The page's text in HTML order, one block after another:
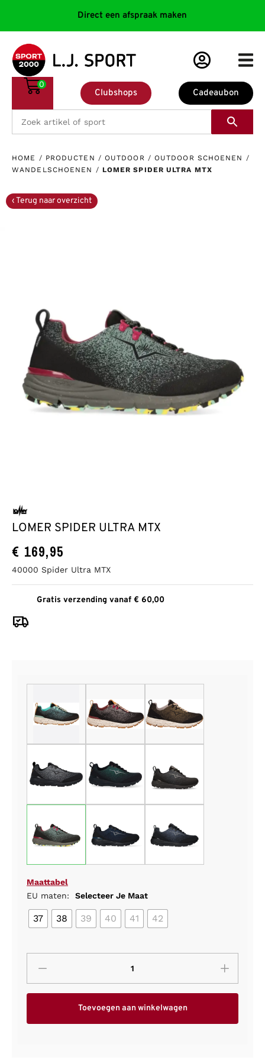
Direct een afspraak maken
Cadeaubon
Clubshops
0
HOME / PRODUCTEN / OUTDOOR / OUTDOOR SCHOENEN /
WANDELSCHOENEN / LOMER SPIDER ULTRA MTX
LOMER SPIDER ULTRA MTX
€ 169,95
40000 Spider Ultra MTX
Gratis verzending vanaf € 60,00
Maattabel
EU maten:
Selecteer Je Maat
37 38 39 40 41 42
Toevoegen aan winkelwagen